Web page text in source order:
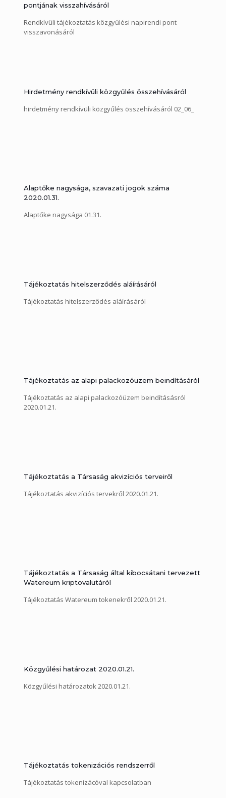
pontjának visszahívásáról
Rendkívüli tájékoztatás közgyűlési napirendi pont
visszavonásáról
Hirdetmény rendkívüli közgyűlés összehívásáról
hirdetmény rendkívüli közgyűlés összehívásáról 02_06_
Alaptőke nagysága, szavazati jogok száma
2020.01.31.
Alaptőke nagysága 01.31.
Tájékoztatás hitelszerződés aláírásáról
Tájékoztatás hitelszerződés aláírásáról
Tájékoztatás az alapi palackozóüzem beindításáról
Tájékoztatás az alapi palackozóüzem beindításásról
2020.01.21.
Tájékoztatás a Társaság akvizíciós terveiről
Tájékoztatás akvizíciós tervekről 2020.01.21.
Tájékoztatás a Társaság által kibocsátani tervezett
Watereum kriptovalutáról
Tájékoztatás Watereum tokenekről 2020.01.21.
Közgyűlési határozat 2020.01.21.
Közgyűlési határozatok 2020.01.21.
Tájékoztatás tokenizációs rendszerről
Tájékoztatás tokenizácóval kapcsolatban